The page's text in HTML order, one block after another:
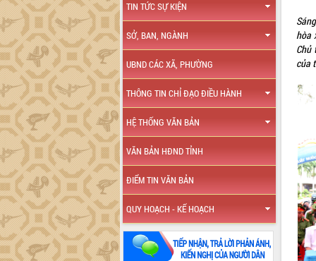
TIN TỨC SỰ KIỆN
SỞ, BAN, NGÀNH
UBND CÁC XÃ, PHƯỜNG
THÔNG TIN CHỈ ĐẠO ĐIỀU HÀNH
HỆ THỐNG VĂN BẢN
VĂN BẢN HĐND TỈNH
ĐIỂM TIN VĂN BẢN
QUY HOẠCH - KẾ HOẠCH
hòa
Chủ
của